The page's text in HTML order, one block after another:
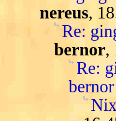
nereus,
Re:
bernor,
Re:
bernor